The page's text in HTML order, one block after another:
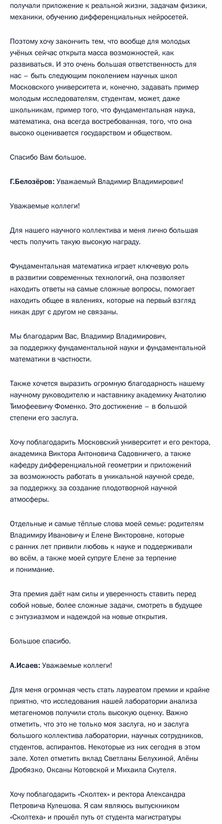
получали приложение к реальной жизни, задачам физики,
механики, обучению дифференциальных нейросетей.
Поэтому хочу закончить тем, что вообще для молодых
учёных сейчас открыта масса возможностей, как
развиваться. И это очень большая ответственность для
нас – быть следующим поколением научных школ
Московского университета и, конечно, задавать пример
молодым исследователям, студентам, может, даже
школьникам, пример того, что фундаментальная наука,
математика, она всегда востребованная, того, что она
высоко оценивается государством и обществом.
Спасибо Вам большое.
Г.Белозёров: Уважаемый Владимир Владимирович!
Уважаемые коллеги!
Для нашего научного коллектива и меня лично большая
честь получить такую высокую награду.
Фундаментальная математика играет ключевую роль
в развитии современных технологий, она позволяет
находить ответы на самые сложные вопросы, помогает
находить общее в явлениях, которые на первый взгляд
никак друг с другом не связаны.
Мы благодарим Вас, Владимир Владимирович,
за поддержку фундаментальной науки и фундаментальной
математики в частности.
Также хочется выразить огромную благодарность нашему
научному руководителю и наставнику академику Анатолию
Тимофеевичу Фоменко. Это достижение – в большой
степени его заслуга.
Хочу поблагодарить Московский университет и его ректора,
академика Виктора Антоновича Садовничего, а также
кафедру дифференциальной геометрии и приложений
за возможность работать в уникальной научной среде,
за поддержку, за создание плодотворной научной
атмосферы.
Отдельные и самые тёплые слова моей семье: родителям
Владимиру Ивановичу и Елене Викторовне, которые
с ранних лет привили любовь к науке и поддерживали
во всём, а также моей супруге Елене за терпение
и понимание.
Эта премия даёт нам силы и уверенность ставить перед
собой новые, более сложные задачи, смотреть в будущее
с энтузиазмом и надеждой на новые открытия.
Большое спасибо.
А.Исаев: Уважаемые коллеги!
Для меня огромная честь стать лауреатом премии и крайне
приятно, что исследования нашей лаборатории анализа
метагеномов получили столь высокую оценку. Важно
отметить, что это не только моя заслуга, но и заслуга
большого коллектива лаборатории, научных сотрудников,
студентов, аспирантов. Некоторые из них сегодня в этом
зале. Хотел отметить вклад Светланы Белухиной, Алёны
Дробязко, Оксаны Котовской и Михаила Скутеля.
Хочу поблагодарить «Сколтех» и ректора Александра
Петровича Кулешова. Я сам являюсь выпускником
«Сколтеха» и прошёл путь от студента магистратуры